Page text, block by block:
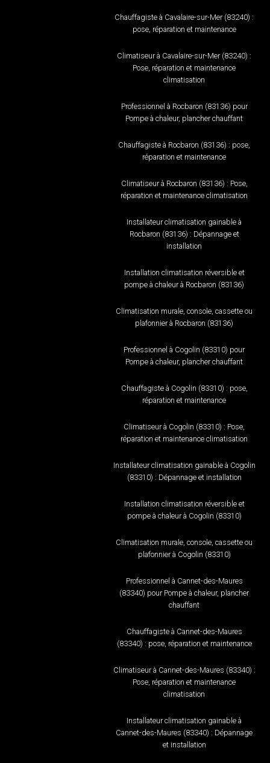
Chauffagiste à Cavalaire-sur-Mer (83240) :
pose, réparation et maintenance
Climatiseur à Cavalaire-sur-Mer (83240) :
Pose, réparation et maintenance
climatisation
Professionnel à Rocbaron (83136) pour
Pompe à chaleur, plancher chauffant
Chauffagiste à Rocbaron (83136) : pose,
réparation et maintenance
Climatiseur à Rocbaron (83136) : Pose,
réparation et maintenance climatisation
Installateur climatisation gainable à
Rocbaron (83136) : Dépannage et
installation
Installation climatisation réversible et
pompe à chaleur à Rocbaron (83136)
Climatisation murale, console, cassette ou
plafonnier à Rocbaron (83136)
Professionnel à Cogolin (83310) pour
Pompe à chaleur, plancher chauffant
Chauffagiste à Cogolin (83310) : pose,
réparation et maintenance
Climatiseur à Cogolin (83310) : Pose,
réparation et maintenance climatisation
Installateur climatisation gainable à Cogolin
(83310) : Dépannage et installation
Installation climatisation réversible et
pompe à chaleur à Cogolin (83310)
Climatisation murale, console, cassette ou
plafonnier à Cogolin (83310)
Professionnel à Cannet-des-Maures
(83340) pour Pompe à chaleur, plancher
chauffant
Chauffagiste à Cannet-des-Maures
(83340) : pose, réparation et maintenance
Climatiseur à Cannet-des-Maures (83340) :
Pose, réparation et maintenance
climatisation
Installateur climatisation gainable à
Cannet-des-Maures (83340) : Dépannage
et installation